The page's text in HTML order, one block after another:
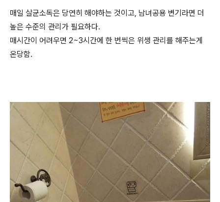
매일 살균소독은 당연히 해야하는 것이고, 남녀공용 변기라면 더
높은 수준의 관리가 필요하다.
매시간이 어려우면 2~3시간에 한 번씩은 위생 관리를 해주는게
온당함.